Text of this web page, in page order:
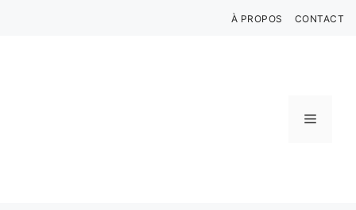
À PROPOS CONTACT
Menu